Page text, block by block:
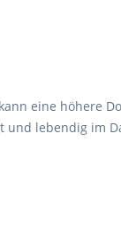
eine höhere
lebendig im